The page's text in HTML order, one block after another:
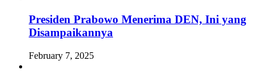
Presiden Prabowo Menerima DEN, Ini yang
Disampaikannya
February 7, 2025